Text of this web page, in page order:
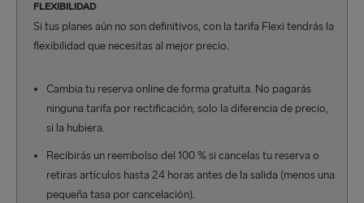
FLEXIBILIDAD
Si tus planes aún no son definitivos, con la tarifa Flexi tendrás la
flexibilidad que necesitas al mejor precio.
Cambia tu reserva online de forma gratuita. No pagarás
ninguna tarifa por rectificación, solo la diferencia de precio,
si la hubiera.
Recibirás un reembolso del 100 % si cancelas tu reserva o
retiras artículos hasta 24 horas antes de la salida (menos una
pequeña tasa por cancelación).